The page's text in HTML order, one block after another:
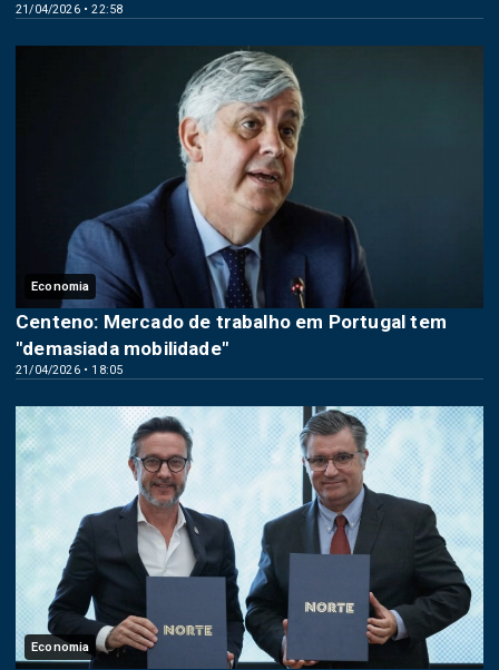
21/04/2026 • 22:58
Economia
21/04/2026 • 18:05
Centeno: Mercado de trabalho em Portugal tem
"demasiada mobilidade"
Economia